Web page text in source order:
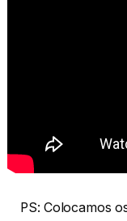
PS: Colocamos